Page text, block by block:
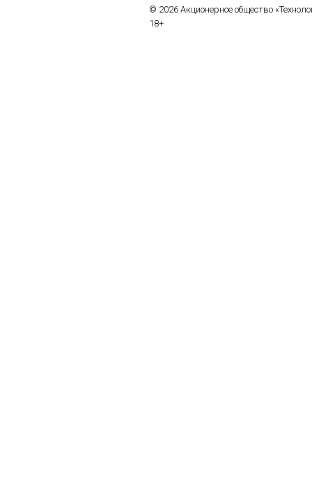
© 2026 Акционерное общество
18+